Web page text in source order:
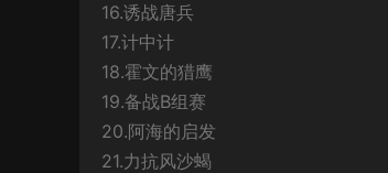
16.诱战唐兵
17.计中计
18.霍文的猎鹰
19.备战B组赛
20.阿海的启发
21.力抗风沙蝎